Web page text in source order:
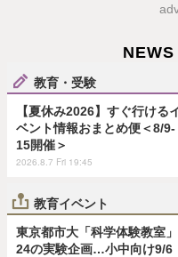
教育・受験
【夏休み2026】すぐ行ける
ベント情報おまとめ便＜8/9-
15開催＞
2026.8.7 Fri 19:45
教育イベント
東京都市大「科学体験教室」
24の実験企画…小中向け9/6